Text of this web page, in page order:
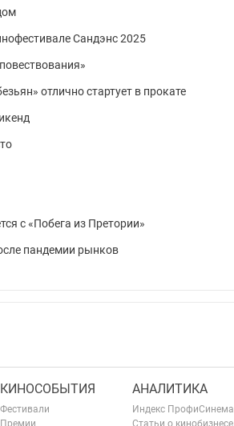
Сандэнс 2025
отлично стартует в прокате
с «Побега из Претории»
пандемии рынков
КИНОСОБЫТИЯ
Фестивали
Премии
АНАЛИТИКА
Индекс ПрофиСинема
Статьи о кинобизнесе